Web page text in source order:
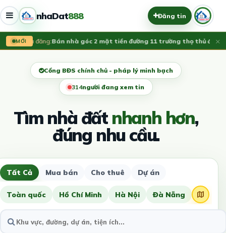
nhaDat888 Đăng tin
MỚIVừa đăng:Bán nhà góc 2 mặt tiền đường 11 trường thọ thủ đức,×
Cổng BĐS chính chủ - pháp lý minh bạch
314người đang xem tin
Tìm nhà đấtnhanh hơn,
đúng nhu cầu.
Tất Cả Mua bán Cho thuê Dự án
Toàn quốc Hồ Chí Minh Hà Nội Đà Nẵng